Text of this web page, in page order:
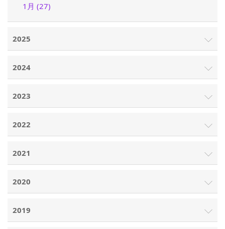
1月 (27)
2025
2024
2023
2022
2021
2020
2019